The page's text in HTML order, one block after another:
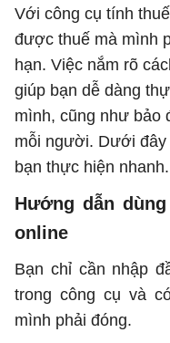
Với công cụ tính
được thuế mà mình
hạn. Việc nắm rõ
giúp bạn dễ dàng
mình, cũng như bảo
mỗi người. Dưới đây
bạn thực hiện nhanh.
Hướng dẫn
online
Bạn chỉ cần nhập
trong công cụ và
mình phải đóng.